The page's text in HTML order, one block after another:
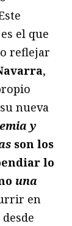
el que
reflejar
,
nueva
y
son los
lo
una
en